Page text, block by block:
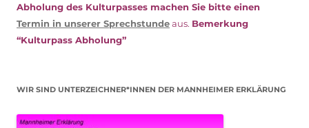
Abholung des Kulturpasses machen Sie bitte einen
Termin in unserer Sprechstundeaus. Bemerkung
“Kulturpass Abholung”
WIR SIND UNTERZEICHNER*INNEN DER MANNHEIMER ERKLÄRUNG